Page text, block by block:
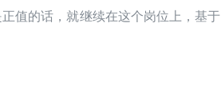
值的话，就继续在这个岗位上，基于